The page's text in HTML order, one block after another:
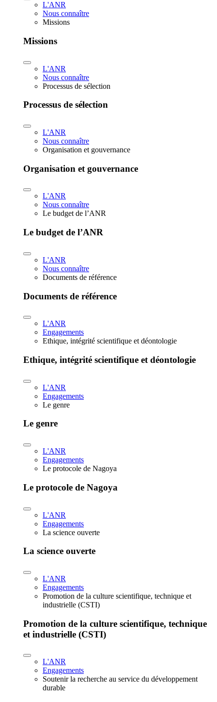
L'ANR
Nous connaître
Missions
Missions
L'ANR
Nous connaître
Processus de sélection
Processus de sélection
L'ANR
Nous connaître
Organisation et gouvernance
Organisation et gouvernance
L'ANR
Nous connaître
Le budget de l’ANR
Le budget de l’ANR
L'ANR
Nous connaître
Documents de référence
Documents de référence
L'ANR
Engagements
Ethique, intégrité scientifique et déontologie
Ethique, intégrité scientifique et déontologie
L'ANR
Engagements
Le genre
Le genre
L'ANR
Engagements
Le protocole de Nagoya
Le protocole de Nagoya
L'ANR
Engagements
La science ouverte
La science ouverte
L'ANR
Engagements
Promotion de la culture scientifique, technique et
industrielle (CSTI)
Promotion de la culture scientifique, technique
et industrielle (CSTI)
L'ANR
Engagements
Soutenir la recherche au service du développement
durable